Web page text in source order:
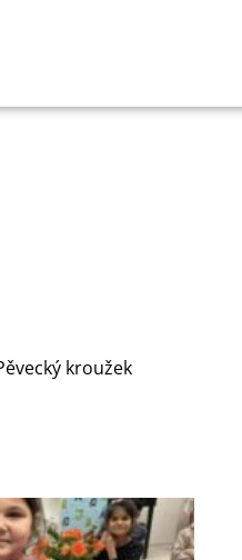
kroužek